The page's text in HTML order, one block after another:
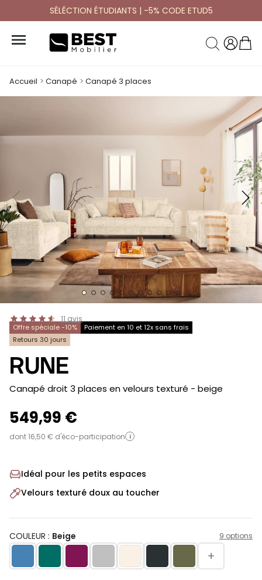
SÉLÉCTION ÉTUDIANTS | -5% CODE ETUD5

Accueil Canapé Canapé 3 places
11 avis
Offre spéciale -10%
Paiement en 10 et 12x sans frais
Retours 30 jours
RUNE
-
Canapé droit 3 places en velours texturé - beige
549,99 €
dont 16,50 € d'éco-participation i
Idéal pour les petits espaces
Velours texturé doux au toucher
COULEUR : Beige 9 options
+